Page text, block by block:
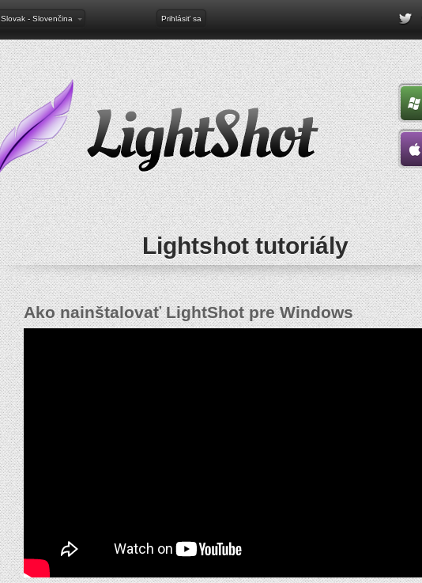
Slovak - Slovenčina Prihlásiť sa
Lightshot tutoriály
Ako nainštalovať LightShot pre Windows